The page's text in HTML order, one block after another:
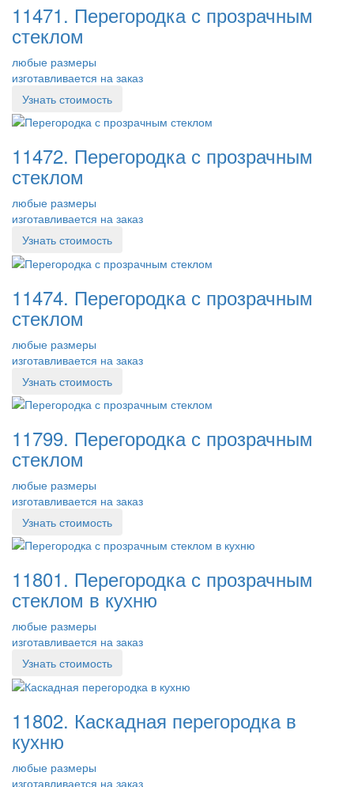
11471. Перегородка с прозрачным
стеклом
любые размеры
изготавливается на заказ
Узнать стоимость
11472. Перегородка с прозрачным
стеклом
любые размеры
изготавливается на заказ
Узнать стоимость
11474. Перегородка с прозрачным
стеклом
любые размеры
изготавливается на заказ
Узнать стоимость
11799. Перегородка с прозрачным
стеклом
любые размеры
изготавливается на заказ
Узнать стоимость
11801. Перегородка с прозрачным
стеклом в кухню
любые размеры
изготавливается на заказ
Узнать стоимость
11802. Каскадная перегородка в
кухню
любые размеры
изготавливается на заказ